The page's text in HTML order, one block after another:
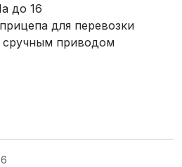
до 16
для перевозки
сручным приводом